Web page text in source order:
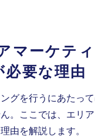
マーケテ
必要な理由
グを行うにあたっ
。
ここでは、エリ
由を解説します。